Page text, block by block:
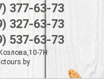
377-63-73
327-63-73
537-63-73
7Н